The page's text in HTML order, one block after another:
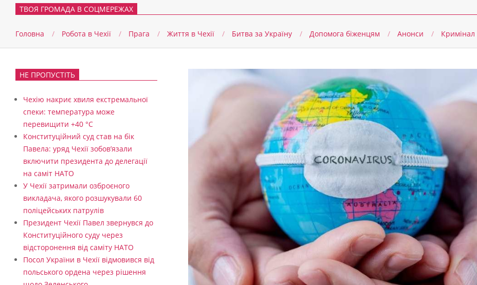
ТВОЯ ГРОМАДА В СОЦМЕРЕЖАХ
Головна Робота в Чехії Прага Життя в Чеxії Битва за Україну Допомога біженцям Анонси Кримінал
НЕ ПРОПУСТІТЬ
Чехію накриє хвиля екстремальної
спеки: температура може
перевищити +40 °C
Конституційний суд став на бік
Павела: уряд Чехії зобов’язали
включити президента до делегації
на саміт НАТО
У Чехії затримали озброєного
викладача, якого розшукували 60
поліцейських патрулів
Президент Чехії Павел звернувся до
Конституційного суду через
відсторонення від саміту НАТО
Посол України в Чехії відмовився від
польського ордена через рішення